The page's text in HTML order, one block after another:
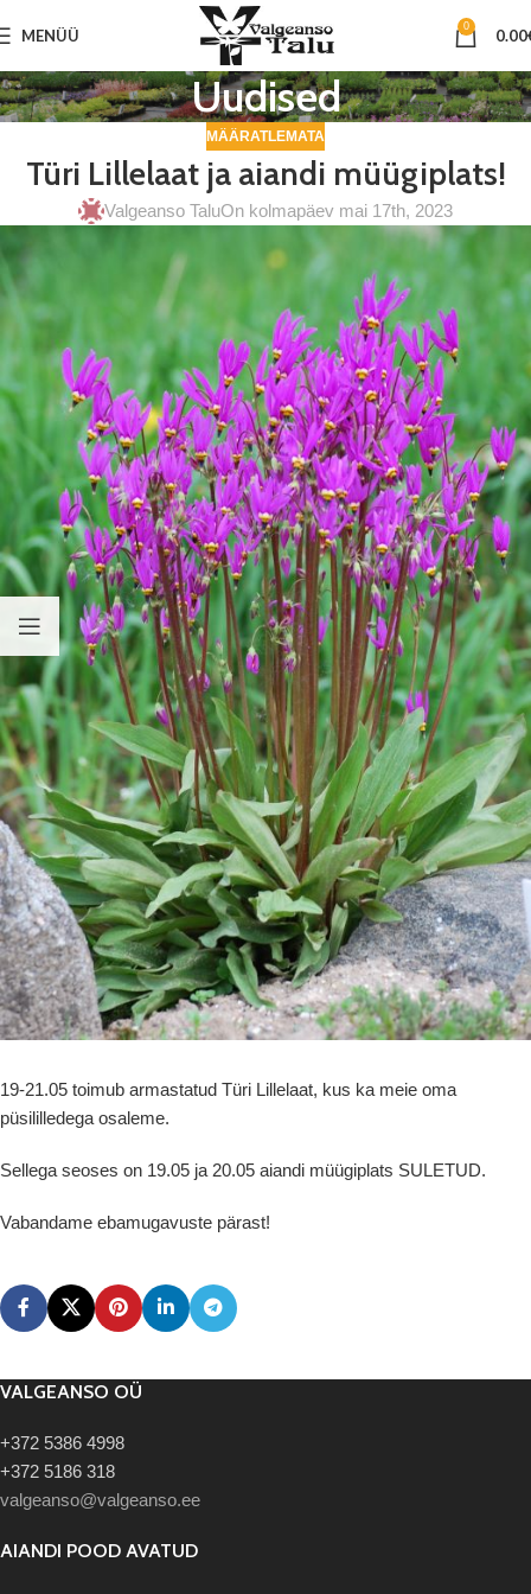
MENÜÜ 0 0.00
Uudised
MÄÄRATLEMATA
Türi Lillelaat ja aiandi müügiplats!
Valgeanso TaluOn kolmapäev mai 17th, 2023
19-21.05 toimub armastatud Türi Lillelaat, kus ka meie oma
püsililledega osaleme.
Sellega seoses on 19.05 ja 20.05 aiandi müügiplats SULETUD.
Vabandame ebamugavuste pärast!
VALGEANSO OÜ
+372 5386 4998
+372 5186 318
valgeanso@valgeanso.ee
AIANDI POOD AVATUD